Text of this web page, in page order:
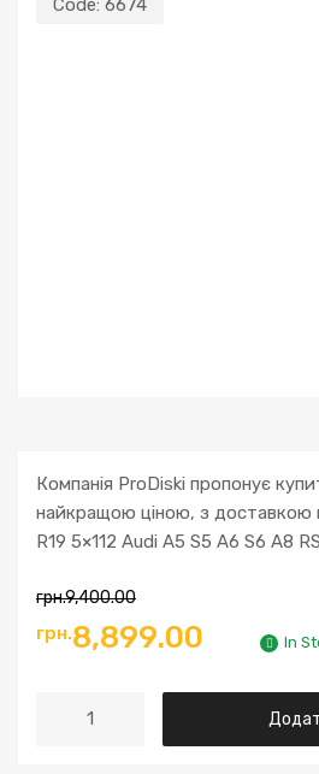
Code: 6674
Компанія ProDiski пропонує
найкращою ціною, з доставкою
R19 5×112 Audi A5 S5 A6 S6 A8
грн.9,400.00
грн.8,899.00 In